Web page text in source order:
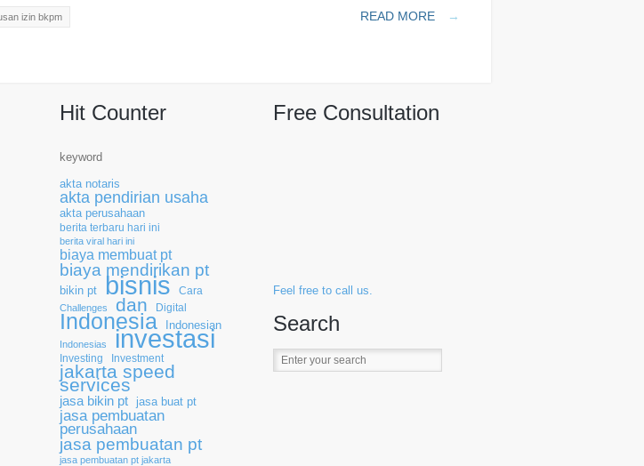
izin bkpm READ MORE →
Hit Counter
keyword
akta notaris
akta pendirian usaha
akta perusahaan
berita terbaru hari ini
berita viral hari ini
biaya membuat pt
biaya mendirikan pt
bikin pt bisnis Cara
Challenges dan Digital
Indonesia Indonesian
Indonesias investasi
Investing Investment
jakarta speed
services
jasa bikin pt jasa buat pt
jasa pembuatan
perusahaan
jasa pembuatan pt
jasa pembuatan pt jakarta
Free Consultation
Feel free to call us.
Search